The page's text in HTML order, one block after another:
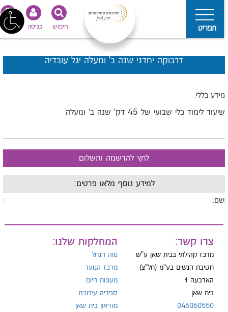
תפריט נגישות כניסה חיפוש
דרבוקה יחדני שנה ב' ומעלה יגל עובדיה
כללי:
לימוד כלי שבועי של 45 דק' שנה ב' ומעלה
לחץ להרשמה ותשלום
למידע נוסף מלאו פרטים:
צרו קשר:
מרכז קהילתי בבית שאן ע"ש
חטיבת הנשים בע"מ (חל"צ)
הארבעה 1
בית שאן
046060550
המחלקות שלנו:
נווה הנחל
מרכז הנוער
מעונות היום
ספריה עירונית
מוזיאון בית שאן